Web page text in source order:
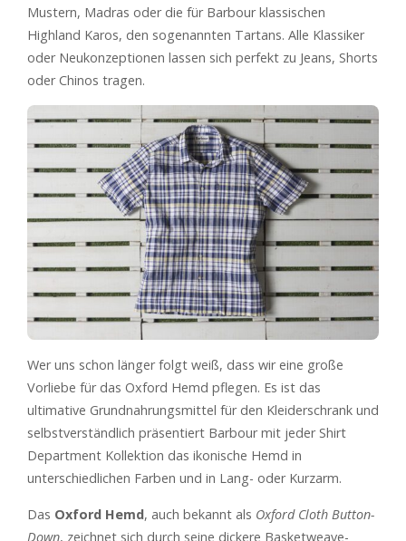
Mustern, Madras oder die für Barbour klassischen
Highland Karos, den sogenannten Tartans. Alle Klassiker
oder Neukonzeptionen lassen sich perfekt zu Jeans, Shorts
oder Chinos tragen.
Wer uns schon länger folgt weiß, dass wir eine große
Vorliebe für das Oxford Hemd pflegen. Es ist das
ultimative Grundnahrungsmittel für den Kleiderschrank und
selbstverständlich präsentiert Barbour mit jeder Shirt
Department Kollektion das ikonische Hemd in
unterschiedlichen Farben und in Lang- oder Kurzarm.
Das Oxford Hemd, auch bekannt als Oxford Cloth Button-
Down, zeichnet sich durch seine dickere Basketweave-